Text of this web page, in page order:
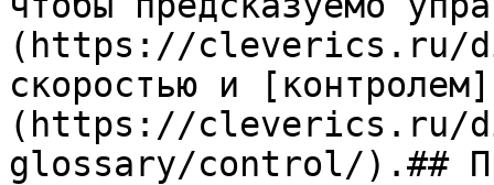
(https://cleverics.ru/
скоростью и [контролем]
(https://cleverics.ru/
glossary/control/).##